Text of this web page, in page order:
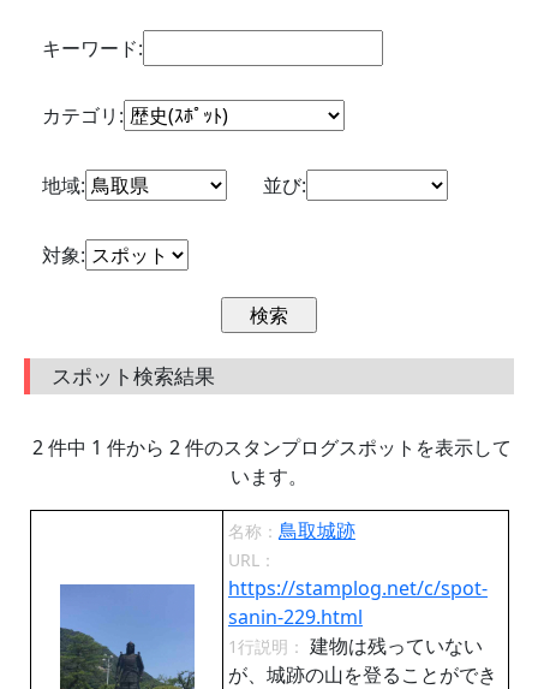
キーワード:
カテゴリ:
地域: 並び:
対象:
スポット検索結果
2 件中 1 件から 2 件のスタンプログスポットを表示して
います。
名称： 鳥取城跡
URL：
https://stamplog.net/c/spot-
sanin-229.html
1行説明： 建物は残っていない
が、城跡の山を登ることができ